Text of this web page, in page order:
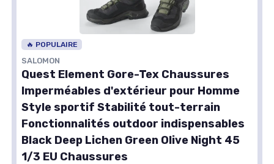
🔥 POPULAIRE
SALOMON
Quest Element Gore-Tex Chaussures
Imperméables d'extérieur pour Homme
Style sportif Stabilité tout-terrain
Fonctionnalités outdoor indispensables
Black Deep Lichen Green Olive Night 45
1/3 EU Chaussures